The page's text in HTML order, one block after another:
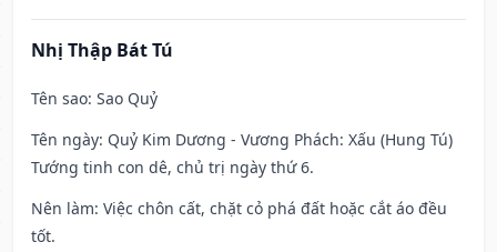
Nhị Thập Bát Tú
Tên sao: Sao Quỷ
Tên ngày: Quỷ Kim Dương - Vương Phách: Xấu (Hung Tú)
Tướng tinh con dê, chủ trị ngày thứ 6.
Nên làm: Việc chôn cất, chặt cỏ phá đất hoặc cắt áo đều
tốt.